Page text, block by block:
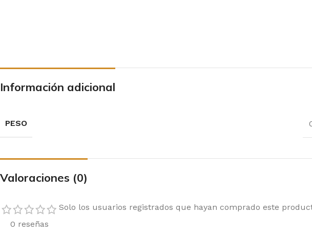
Información adicional
PESO
Valoraciones (0)
0 reseñas
Solo los usuarios registrados que hayan comprado este